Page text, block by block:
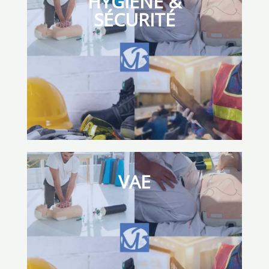
Nombreux sont les métiers liés à la nature : leurs
enjeux sont fondamentaux au regard des constats
environnementaux. Formez-vous à des métiers de
passion à l’écoute de nos écosystèmes.
Voir les formations
SÉCURITÉ
HYGIÈNE &
SÉCURITÉ
Restez informés des changements opérés en
matière de santé et sécurité au travail en vue
d’appliquer les nouvelles réglementations et
préconisations pour le bien-être de vos salariés.
VAE